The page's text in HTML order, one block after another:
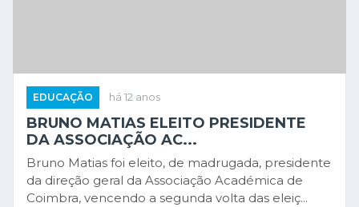
EDUCAÇÃO há 12 anos
BRUNO MATIAS ELEITO PRESIDENTE
DA ASSOCIAÇÃO AC...
Bruno Matias foi eleito, de madrugada, presidente
da direção geral da Associação Académica de
Coimbra, vencendo a segunda volta das eleiç...